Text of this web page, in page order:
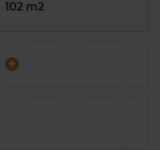
102 m2
+